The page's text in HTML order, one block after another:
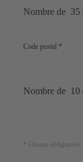
Nombre de 35
Code postal *
Nombre de 10
* Champ obligatoire